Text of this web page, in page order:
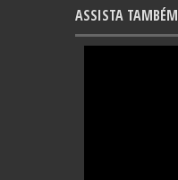
ASSISTA TAMBÉM